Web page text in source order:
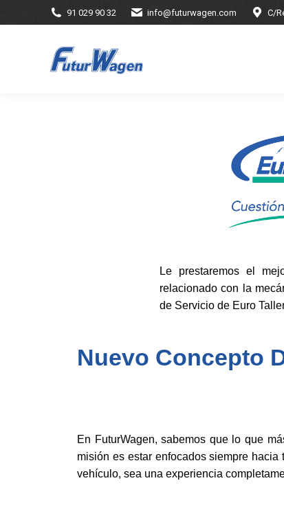
91 029 90 32 info@futurwagen.com C/
Le prestaremos el
relacionado con la
de Servicio de Euro
Nuevo Concepto
En FuturWagen, sabemos que lo que
misión es estar enfocados siempre
vehículo, sea una experiencia